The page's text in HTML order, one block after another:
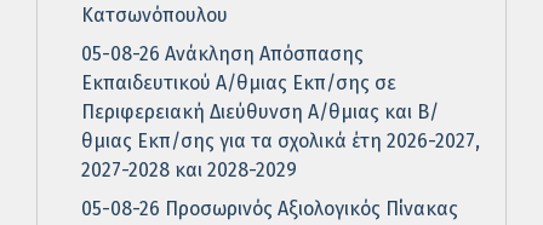
Κατσωνόπουλου
05-08-26 Ανάκληση Απόσπασης
Εκπαιδευτικού Α/θμιας Εκπ/σης σε
Περιφερειακή Διεύθυνση Α/θμιας και Β/
θμιας Εκπ/σης για τα σχολικά έτη 2026-2027,
2027-2028 και 2028-2029
05-08-26 Προσωρινός Αξιολογικός Πίνακας